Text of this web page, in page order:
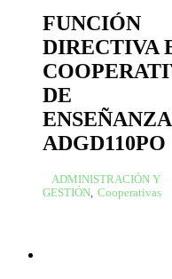
FUNCIÓN
DIRECTIVA
DE
ADGD110PO
ADMINISTRACIÓN Y
GESTIÓN Cooperativas